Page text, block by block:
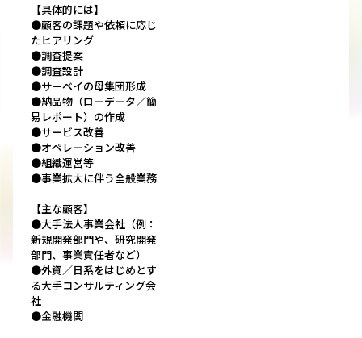
【具体的には】
●顧客の課題や依頼に応じ
たヒアリング
●調査提案
●調査設計
●サーベイの母集団形成
●納品物（ローデータ／簡
易レポート）の作成
●サービス改善
●オペレーション改善
●組織運営等
●事業拡大に伴う全般業務
【主な顧客】
●大手法人事業会社（例：
新規開発部門や、研究開発
部門、事業責任者など）
●外資／日系をはじめとす
る大手コンサルティング会
社
●金融機関